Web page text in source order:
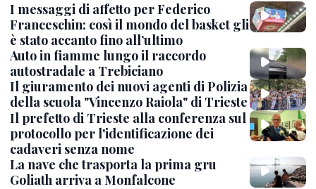
I messaggi di affetto per Federico
Franceschin: così il mondo del basket gli
è stato accanto fino all’ultimo
Auto in fiamme lungo il raccordo
autostradale a Trebiciano
Il giuramento dei nuovi agenti di Polizia
della scuola "Vincenzo Raiola" di Trieste
Il prefetto di Trieste alla conferenza sul
protocollo per l'identificazione dei
cadaveri senza nome
La nave che trasporta la prima gru
Goliath arriva a Monfalcone